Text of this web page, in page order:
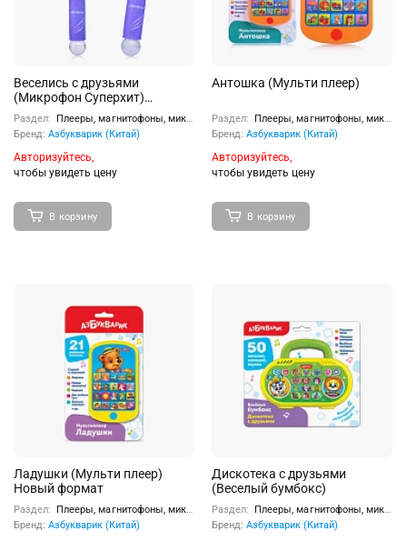
Веселись с друзьями
(Микрофон Суперхит)
Оранжевый
Раздел:
Плееры, магнитофоны, микрофоны
Бренд: Азбукварик (Китай)
Авторизуйтесь,
чтобы увидеть цену
В корзину
Антошка (Мульти плеер)
Раздел:
Плееры, магнитофоны, микрофоны
Бренд: Азбукварик (Китай)
Авторизуйтесь,
чтобы увидеть цену
В корзину
Ладушки (Мульти плеер)
Новый формат
Раздел:
Плееры, магнитофоны, микрофоны
Бренд: Азбукварик (Китай)
Дискотека с друзьями
(Веселый бумбокс)
Раздел:
Плееры, магнитофоны, микрофоны
Бренд: Азбукварик (Китай)